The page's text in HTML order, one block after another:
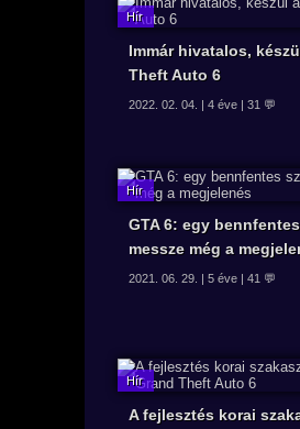
Immár hivatalos,
Theft Auto 6
2022. 02. 04. | 4 éve | 31 💬
GTA 6: egy
messze még a
2021. 06. 29. | 5 éve | 41 💬
A fejlesztés korai